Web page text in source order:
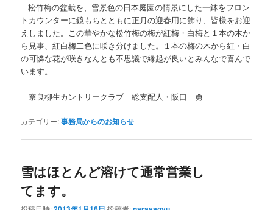
松竹梅の盆栽を、雪景色の日本庭園の情景にした一鉢をフロン
トカウンターに鏡もちとともに正月の迎春用に飾り、皆様をお迎
えしました。この華やかな松竹梅の梅が紅梅・白梅と１本の木か
ら見事、紅白梅二色に咲き分けました。１本の梅の木から紅・白
の可憐な花が咲きなんとも不思議で縁起が良いとみんなで喜んで
います。
奈良柳生カントリークラブ 総支配人・阪口 勇
カテゴリー:事務局からのお知らせ
雪はほとんど溶けて通常営業し
てます。